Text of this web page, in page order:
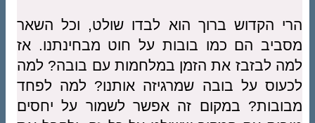
הרי הקדוש ברוך הוא לבדו שולט, וכל השאר
מסביב הם כמו בובות על חוט מבחינתנו. אז
למה לבזבז את הזמן במלחמות עם בובה? למה
לכעוס על בובה שמרגיזה אותנו? למה לפחד
מבובות? במקום זה אפשר לשמור על יחסים